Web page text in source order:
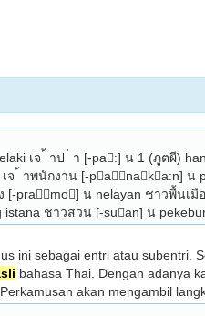
เจ ้ าป ่ า [-pa:] น 1 (ภูตผี)
จ ้ าพนักงาน [-panaka:n]
[-pramo] น nelayan ชาวพื้นเมื
istana ชาวสวน [-suan] น
ini sebagai entri atau subentri.
bahasa Thai. Dengan adanya
akan mengambil